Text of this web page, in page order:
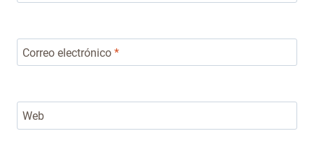
Correo electrónico *
Web